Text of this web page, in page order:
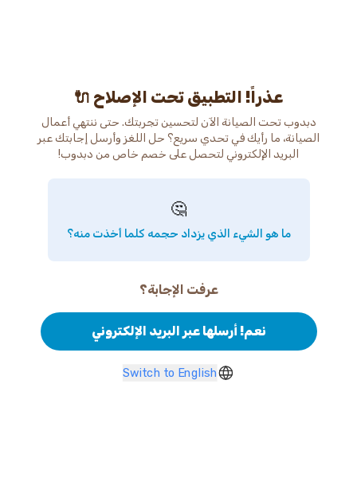
عذراً! التطبيق تحت الإصلاح 🔌
دبدوب تحت الصيانة الآن لتحسين تجربتك. حتى ننتهي أعمال
الصيانة، ما رأيك في تحدي سريع؟ حل اللغز وأرسل إجابتك عبر
البريد الإلكتروني لتحصل على خصم خاص من دبدوب!
🤔
ما هو الشيء الذي يزداد حجمه كلما أخذت منه؟
عرفت الإجابة؟
نعم! أرسلها عبر البريد الإلكتروني
Switch to English